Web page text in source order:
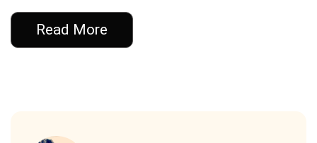
Read More